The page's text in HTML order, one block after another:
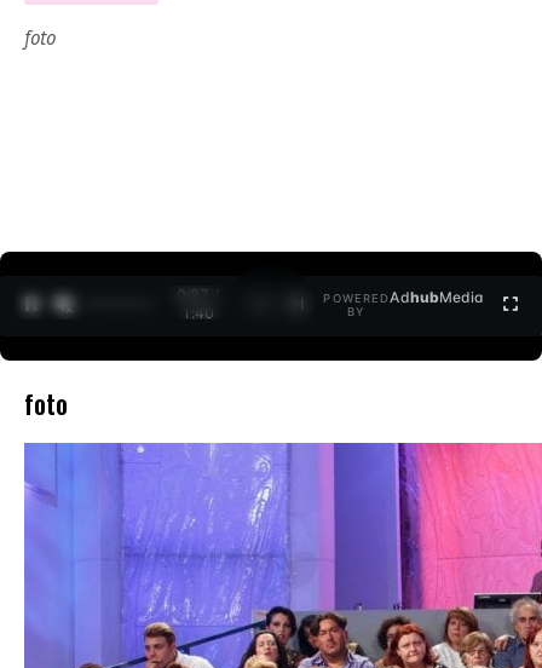
foto
0:27 /
1:40
POWERED
BY
AdhubMedia
foto